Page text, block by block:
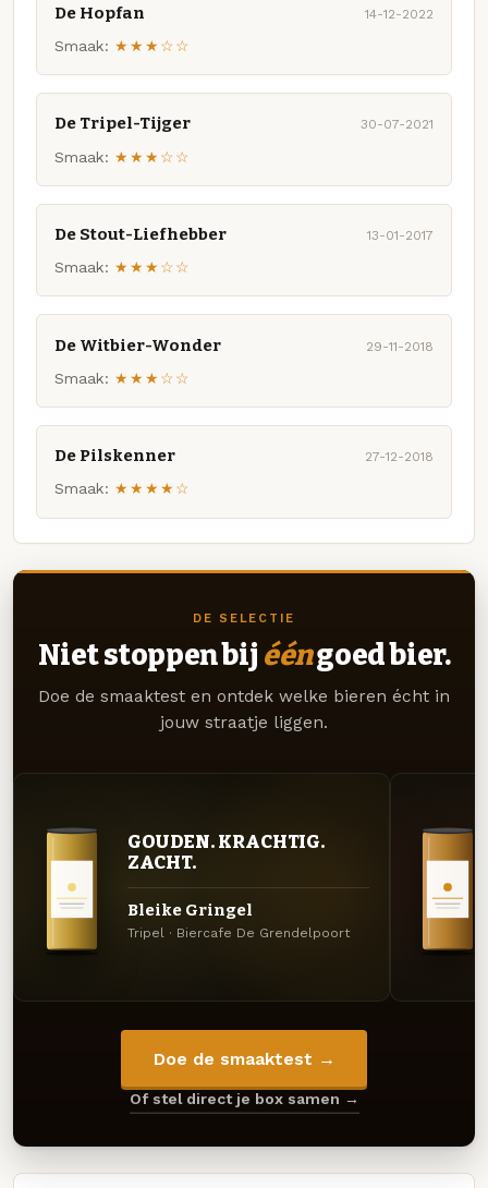
De Hopfan 14-12-2022
Smaak: ★★★☆☆
De Tripel-Tijger 30-07-2021
Smaak: ★★★☆☆
De Stout-Liefhebber 13-01-2017
Smaak: ★★★☆☆
De Witbier-Wonder 29-11-2018
Smaak: ★★★☆☆
De Pilskenner 27-12-2018
Smaak: ★★★★☆
DE SELECTIE
Niet stoppen bij ééngoed bier.
Doe de smaaktest en ontdek welke bieren écht in
jouw straatje liggen.
GOUDEN. KRACHTIG.
ZACHT.
Bleike Gringel
Tripel · Biercafe De Grendelpoort
Doe de smaaktest →
Of stel direct je box samen →